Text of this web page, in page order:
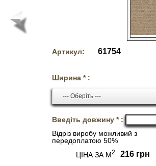
Артикул: 61754
Ширина * :
--- Оберіть ---
Введіть довжину * :
Відріз виробу можливий з
передоплатою 50%
ЦІНА ЗА М2 216 грн